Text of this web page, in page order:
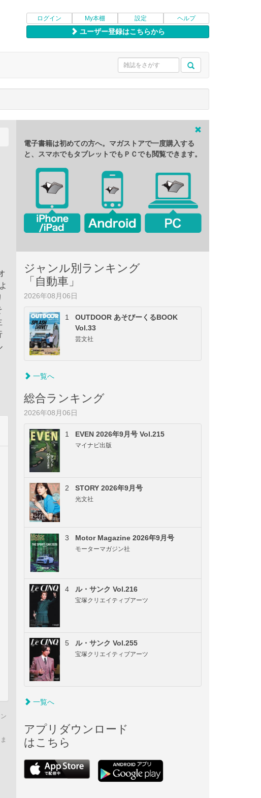
ログイン My本棚 設定 ヘルプ
ユーザー登録はこちらから
電子書籍は初めての方へ。マガストアで一度購入する
と、スマホでもタブレットでもＰＣでも閲覧できます。
ジャンル別ランキング
「自動車」
2026年08月06日
1
OUTDOOR あそびーくるBOOK
Vol.33
芸文社
一覧へ
総合ランキング
2026年08月06日
1 EVEN 2026年9月号 Vol.215
マイナビ出版
2 STORY 2026年9月号
光文社
3 Motor Magazine 2026年9月号
モーターマガジン社
4 ル・サンク Vol.216
宝塚クリエイティブアーツ
5 ル・サンク Vol.255
宝塚クリエイティブアーツ
一覧へ
アプリダウンロード
はこちら